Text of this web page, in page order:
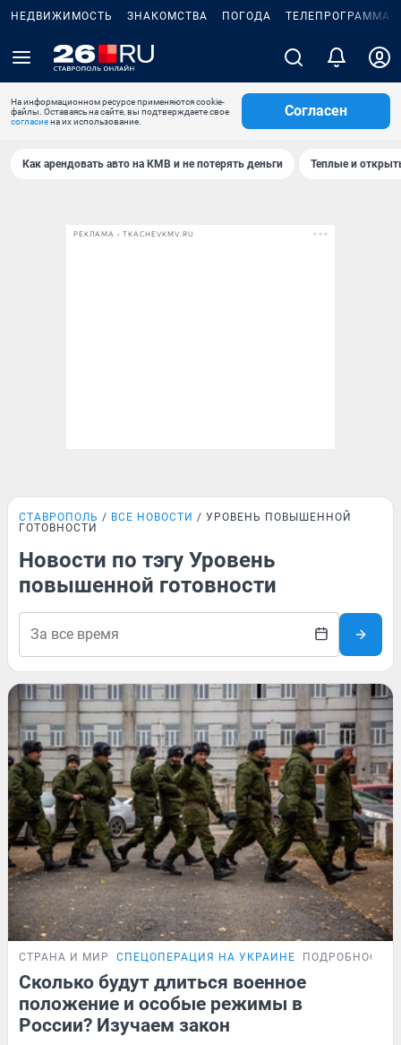
НЕДВИЖИМОСТЬ ЗНАКОМСТВА ПОГОДА ТЕЛЕПРОГРАММА
На информационном ресурсе применяются cookie-
файлы. Оставаясь на сайте, вы подтверждаете свое
согласиена их использование.
Согласен
Как арендовать авто на КМВ и не потерять деньги Теплые и
РЕКЛАМА • TKACHEVKMV.RU
СТАВРОПОЛЬ ВСЕ НОВОСТИ
УРОВЕНЬ ПОВЫШЕННОЙ
ГОТОВНОСТИ
Новости по тэгу Уровень
повышенной готовности
СТРАНА И МИР СПЕЦОПЕРАЦИЯ НА УКРАИНЕ ПОДРОБНОСТИ
Сколько будут длиться военное
положение и особые режимы в
России? Изучаем закон